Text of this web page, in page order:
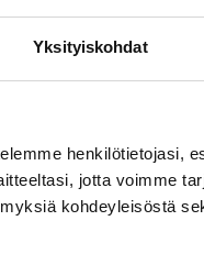
Yksityiskohdat
henkilötietojasi,
jotta voimme
kohdeyleisöstä